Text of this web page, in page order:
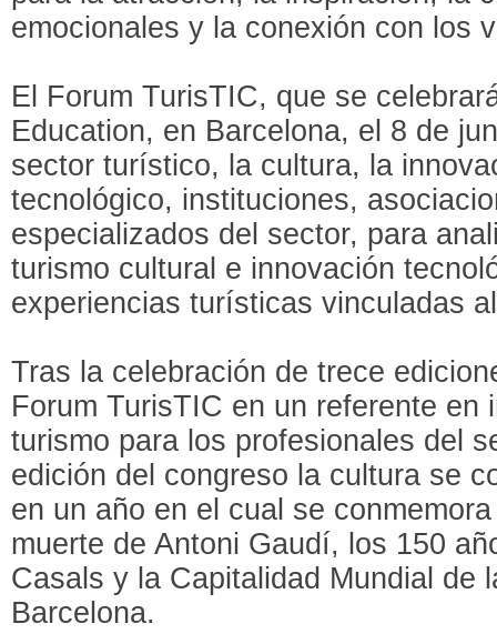
emocionales y la conexión con los
El Forum TurisTIC, que se
Education, en Barcelona, el 8 de
sector turístico, la cultura, la
tecnológico, instituciones,
especializados del sector, para
turismo cultural e innovación
experiencias turísticas vinculadas
Tras la celebración de trece
Forum TurisTIC en un referente en
turismo para los profesionales del
edición del congreso la cultura se
en un año en el cual se
muerte de Antoni Gaudí, los 150
Casals y la Capitalidad Mundial de
Barcelona.